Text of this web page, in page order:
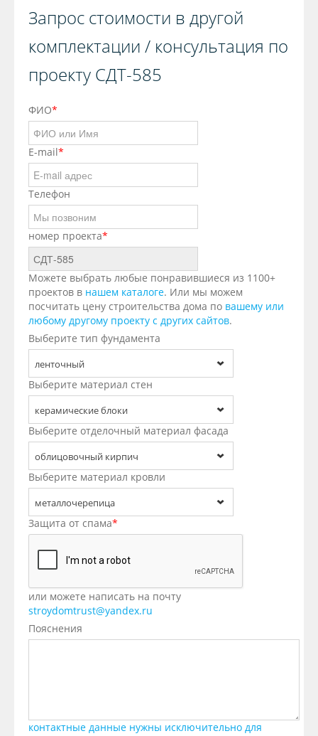
Запрос стоимости в другой
комплектации / консультация по
проекту СДТ-585
ФИО*
E-mail*
Телефон
номер проекта*
Можете выбрать любые понравившиеся из 1100+
проектов в нашем каталоге. Или мы можем
посчитать цену строительства дома по вашему или
любому другому проекту с других сайтов.
Выберите тип фундамента
ленточный
Выберите материал стен
керамические блоки
Выберите отделочный материал фасада
облицовочный кирпич
Выберите материал кровли
металлочерепица
Защита от спама*
или можете написать на почту
stroydomtrust@yandex.ru
Пояснения
контактные данные нужны исключительно для